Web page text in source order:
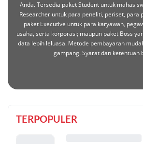
Anda. Tersedia paket Student untuk
Researcher untuk para peneliti, periset, para
paket Executive untuk para karyawan,
usaha, serta korporasi; maupun paket Boss
data lebih leluasa. Metode pembayaran
gampang. Syarat dan ketentuan
TERPOPULER